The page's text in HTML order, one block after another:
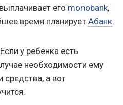
его monobank,
время планирует Абанк.
Если у ребенка есть
необходимости ему
средства, а вот